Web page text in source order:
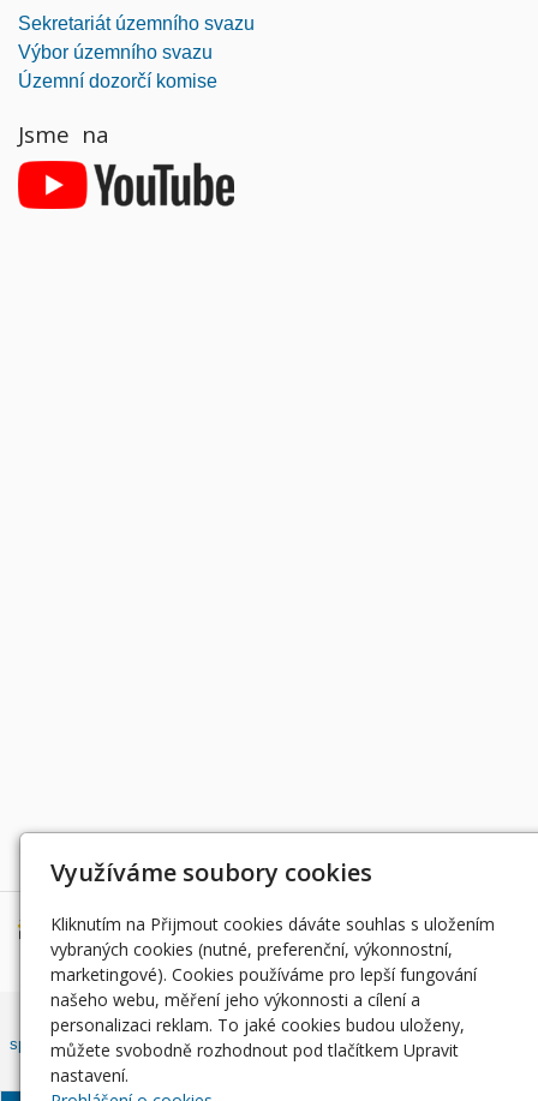
Sekretariát územního svazu
Výbor územního svazu
Územní dozorčí komise
Jsme na
Děkujeme za podporu
Český rybářský svaz, z. s. , Západočeský územní svaz zapsán ve
spolkovém rejstříku, vedeným Městským soudem v Praze, oddíl L, vložka
Využíváme soubory cookies
Kliknutím na Přijmout cookies dáváte souhlas s uložením
vybraných cookies (nutné, preferenční, výkonnostní,
marketingové). Cookies používáme pro lepší fungování
našeho webu, měření jeho výkonnosti a cílení a
personalizaci reklam. To jaké cookies budou uloženy,
můžete svobodně rozhodnout pod tlačítkem Upravit
nastavení.